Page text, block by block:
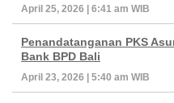
April 25, 2026 | 6:41 am WIB
Penandatanganan PKS
Bank BPD Bali
April 23, 2026 | 5:40 am WIB